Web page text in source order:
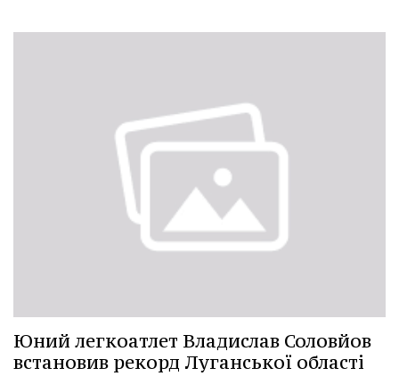
Юний легкоатлет Владислав Соловйов
встановив рекорд Луганської області